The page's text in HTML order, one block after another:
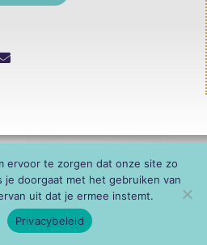
ervoor te zorgen dat onze site zo
je doorgaat met het gebruiken van
uit dat je ermee instemt.
Privacybeleid